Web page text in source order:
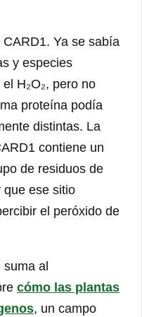
Ya se sabía
y especies
H₂O₂, pero no
proteína podía
distintas. La
contiene un
de residuos de
que ese sitio
el peróxido de
al
cómo las plantas
, un campo